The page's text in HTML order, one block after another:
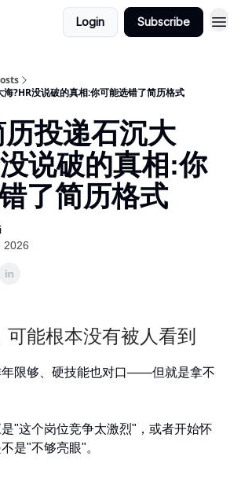
Login Subscribe
?HR没说破的真相:你可能选错了简历格式
投递石沉大
说破的真相:你
了简历格式
2026
可能根本没有被人看到
年限够、硬技能也对口——但就是拿不
"这个岗位竞争太激烈"，或者开始怀
是"不够亮眼"。